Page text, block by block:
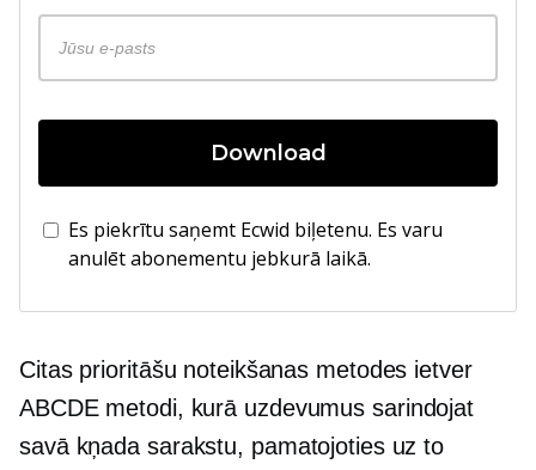
Download
Es piekrītu saņemt Ecwid biļetenu. Es varu
anulēt abonementu jebkurā laikā.
Citas prioritāšu noteikšanas metodes ietver
ABCDE metodi, kurā uzdevumus sarindojat
savā kņadasarakstu, pamatojoties uz to